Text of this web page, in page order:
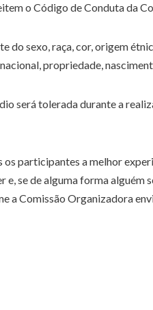
o Código de Conduta da
sexo, raça, cor, origem
propriedade,
será tolerada durante a
participantes a melhor
se de alguma forma alguém
a Comissão Organizadora